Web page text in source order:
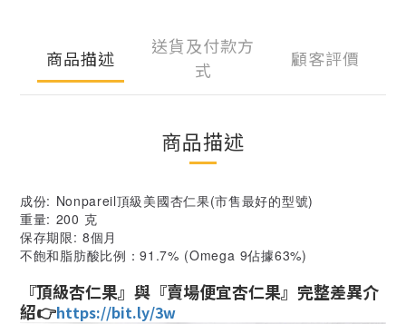
商品描述
送貨及付款方
式
顧客評價
商品描述
成份: Nonpareil頂級美國杏仁果(市售最好的型號)
重量: 200 克
保存期限: 8個月
不飽和脂肪酸比例：91.7% (Omega 9佔據63%)
『頂級杏仁果』與『賣場便宜杏仁果』完整差異介
紹👉https://bit.ly/3w